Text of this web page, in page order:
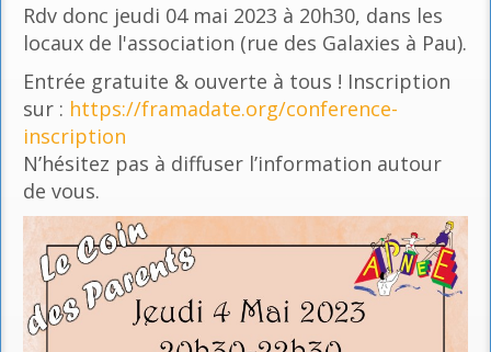
Rdv donc jeudi 04 mai 2023 à 20h30, dans les
locaux de l'association (rue des Galaxies à Pau).
Entrée gratuite & ouverte à tous ! Inscription
sur : https://framadate.org/conference-
inscription
N’hésitez pas à diffuser l’information autour
de vous.